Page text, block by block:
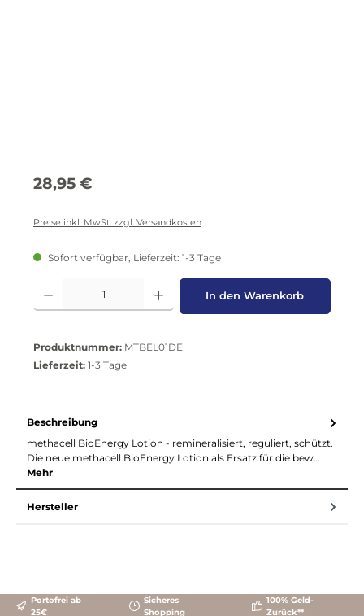
Regulärer Preis:
28,95 €
Preise inkl. MwSt. zzgl. Versandkosten
Sofort verfügbar, Lieferzeit: 1-3 Tage
Produkt Anzahl: Gib den gewünschten Wert ein oder benutze die
In den Warenkorb
Produktnummer: MTBEL01DE
Lieferzeit: 1-3 Tage
Beschreibung
methacell BioEnergy Lotion - remineralisiert, reguliert, schützt.
Die neue methacell BioEnergy Lotion als Ersatz für die bew…
Mehr
Hersteller
Portofrei ab
25€
Sicheres
Shopping
100% Geld-
Zurück**